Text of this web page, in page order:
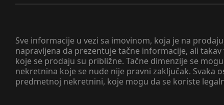
Sve informacije u vezi sa imovinom, koja je na
napravljena da prezentuje tačne informacije, ali
koje se prodaju su približne. Tačne dimenzije se
nekretnina koje se nude nije pravni zaključak.
predmetnoj nekretnini, koje mogu da se koriste